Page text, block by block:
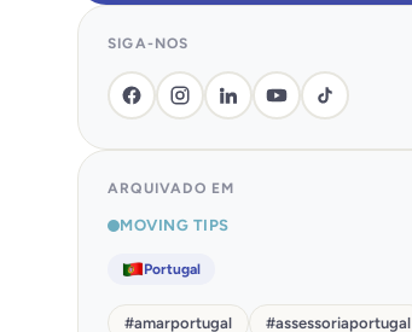
SIGA-NOS
ARQUIVADO EM
MOVING TIPS
Portugal
#amarportugal #assessoriaportugal